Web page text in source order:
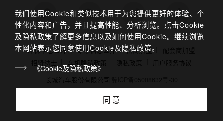
环保信息公开 维修信息公开 招商加盟
配套商加盟
招贤纳士
车机隐私政策 隐私政策
用户服务协议
长城汽车股份有限公司
客服电话：400-666-1990
我们使用Cookie和类似技术用于为您提供更好的体验、个
性化内容和广告，并且提高性能、分析浏览。点击Cookie
及隐私政策了解更多信息以及如何使用Cookie。继续浏览
本网站表示您同意使用Cookie及隐私政策。
《Cookie及隐私政策》
同 意